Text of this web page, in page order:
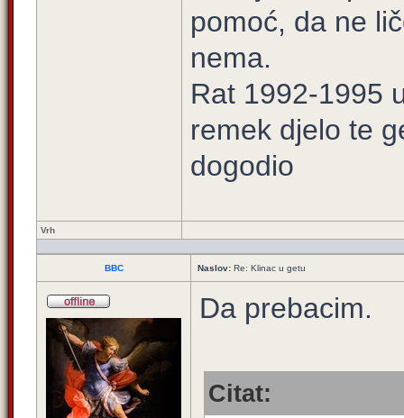
pomoć, da ne
nema.
Rat 1992-1995
remek djelo te
dogodio
Vrh
BBC Naslov: Re: Klinac u getu
Da prebacim.
Citat: